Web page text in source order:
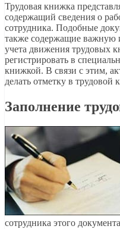
Трудовая книжка
содержащий сведения о
сотрудника. Подобные
также содержащие важную
учета движения трудовых
регистрировать в
книжкой. В связи с этим,
делать отметку в
Заполнение
сотрудника этого